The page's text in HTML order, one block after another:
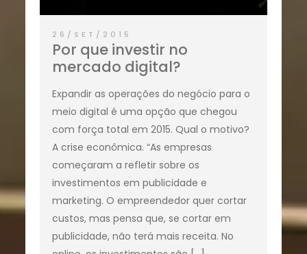
26/SET/2015
Por que investir no
mercado digital?
Expandir as operações do negócio para o
meio digital é uma opção que chegou
com força total em 2015. Qual o motivo?
A crise econômica. “As empresas
começaram a refletir sobre os
investimentos em publicidade e
marketing. O empreendedor quer cortar
custos, mas pensa que, se cortar em
publicidade, não terá mais receita. No